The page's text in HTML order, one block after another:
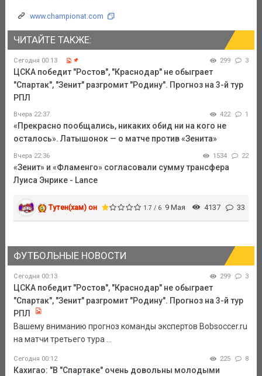
www.championat.com
ЧИТАЙТЕ ТАКЖЕ:
Сегодня 00:13 299 3
ЦСКА победит "Ростов", "Краснодар" не обыграет
"Спартак", "Зенит" разгромит "Родину". Прогноз на 3-й тур
РПЛ
Вчера 22:37 422 1
«Прекрасно пообщались, никаких обид ни на кого не
осталось». Латышонок — о матче против «Зенита»
Вчера 22:36 1534 22
«Зенит» и «Фламенго» согласовали сумму трансфера
Луиса Энрике - Lance
Тутен(хам) он 1.7 / 6 9 Мая 4137 33
ФУТБОЛЬНЫЕ НОВОСТИ
Сегодня 00:13 299 3
ЦСКА победит "Ростов", "Краснодар" не обыграет
"Спартак", "Зенит" разгромит "Родину". Прогноз на 3-й тур
РПЛ
Вашему вниманию прогноз команды экспертов Bobsoccer.ru
на матчи третьего тура ...
Сегодня 00:12 225 8
Кахигао: "В "Спартаке" очень довольны молодыми